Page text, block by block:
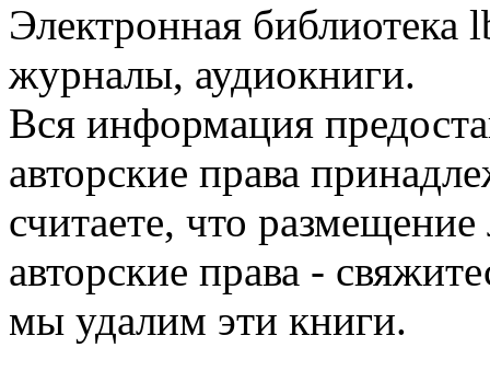
Электронная библиотека
журналы, аудиокниги.
Вся информация
авторские права
считаете, что
авторские права -
мы удалим эти книги.